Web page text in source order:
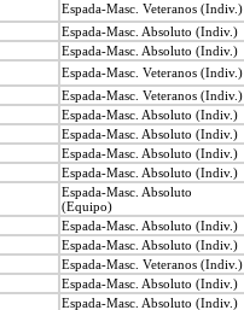
Espada-Masc. Veteranos (Indiv.)
Espada-Masc. Absoluto (Indiv.)
Espada-Masc. Absoluto (Indiv.)
Espada-Masc. Veteranos (Indiv.)
Espada-Masc. Veteranos (Indiv.)
Espada-Masc. Absoluto (Indiv.)
Espada-Masc. Absoluto (Indiv.)
Espada-Masc. Absoluto (Indiv.)
Espada-Masc. Absoluto (Indiv.)
Espada-Masc. Absoluto
(Equipo)
Espada-Masc. Absoluto (Indiv.)
Espada-Masc. Absoluto (Indiv.)
Espada-Masc. Veteranos (Indiv.)
Espada-Masc. Absoluto (Indiv.)
Espada-Masc. Absoluto (Indiv.)